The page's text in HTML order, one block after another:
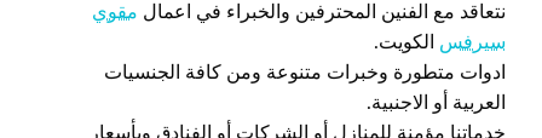
نتعاقد مع الفنين المحترفين والخبراء في اعمال مقوي
سيرفس الكويت.
ادوات متطورة وخبرات متنوعة ومن كافة الجنسيات
العربية أو الاجنبية.
خدماتنا مؤمنة للمنازل أو الشركات أو الفنادق وبأسعار